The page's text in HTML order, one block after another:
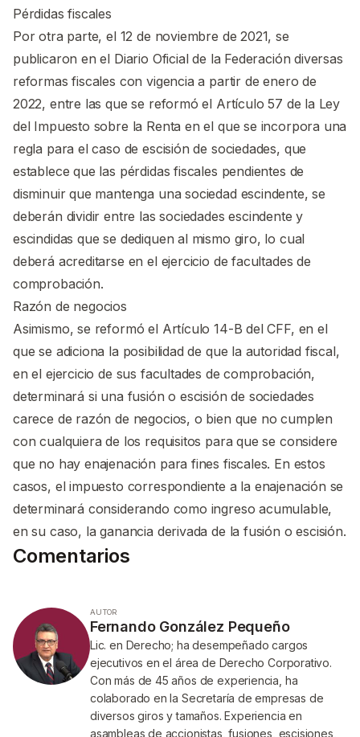
Pérdidas fiscales
Por otra parte, el 12 de noviembre de 2021, se
publicaron en el Diario Oficial de la Federación diversas
reformas fiscales con vigencia a partir de enero de
2022, entre las que se reformó el Artículo 57 de la Ley
del Impuesto sobre la Renta en el que se incorpora una
regla para el caso de escisión de sociedades, que
establece que las pérdidas fiscales pendientes de
disminuir que mantenga una sociedad escindente, se
deberán dividir entre las sociedades escindente y
escindidas que se dediquen al mismo giro, lo cual
deberá acreditarse en el ejercicio de facultades de
comprobación.
Razón de negocios
Asimismo, se reformó el Artículo 14-B del CFF, en el
que se adiciona la posibilidad de que la autoridad fiscal,
en el ejercicio de sus facultades de comprobación,
determinará si una fusión o escisión de sociedades
carece de razón de negocios, o bien que no cumplen
con cualquiera de los requisitos para que se considere
que no hay enajenación para fines fiscales. En estos
casos, el impuesto correspondiente a la enajenación se
determinará considerando como ingreso acumulable,
en su caso, la ganancia derivada de la fusión o escisión.
Comentarios
AUTOR
Fernando González Pequeño
Lic. en Derecho; ha desempeñado cargos
ejecutivos en el área de Derecho Corporativo.
Con más de 45 años de experiencia, ha
colaborado en la Secretaría de empresas de
diversos giros y tamaños. Experiencia en
asambleas de accionistas, fusiones, escisiones,